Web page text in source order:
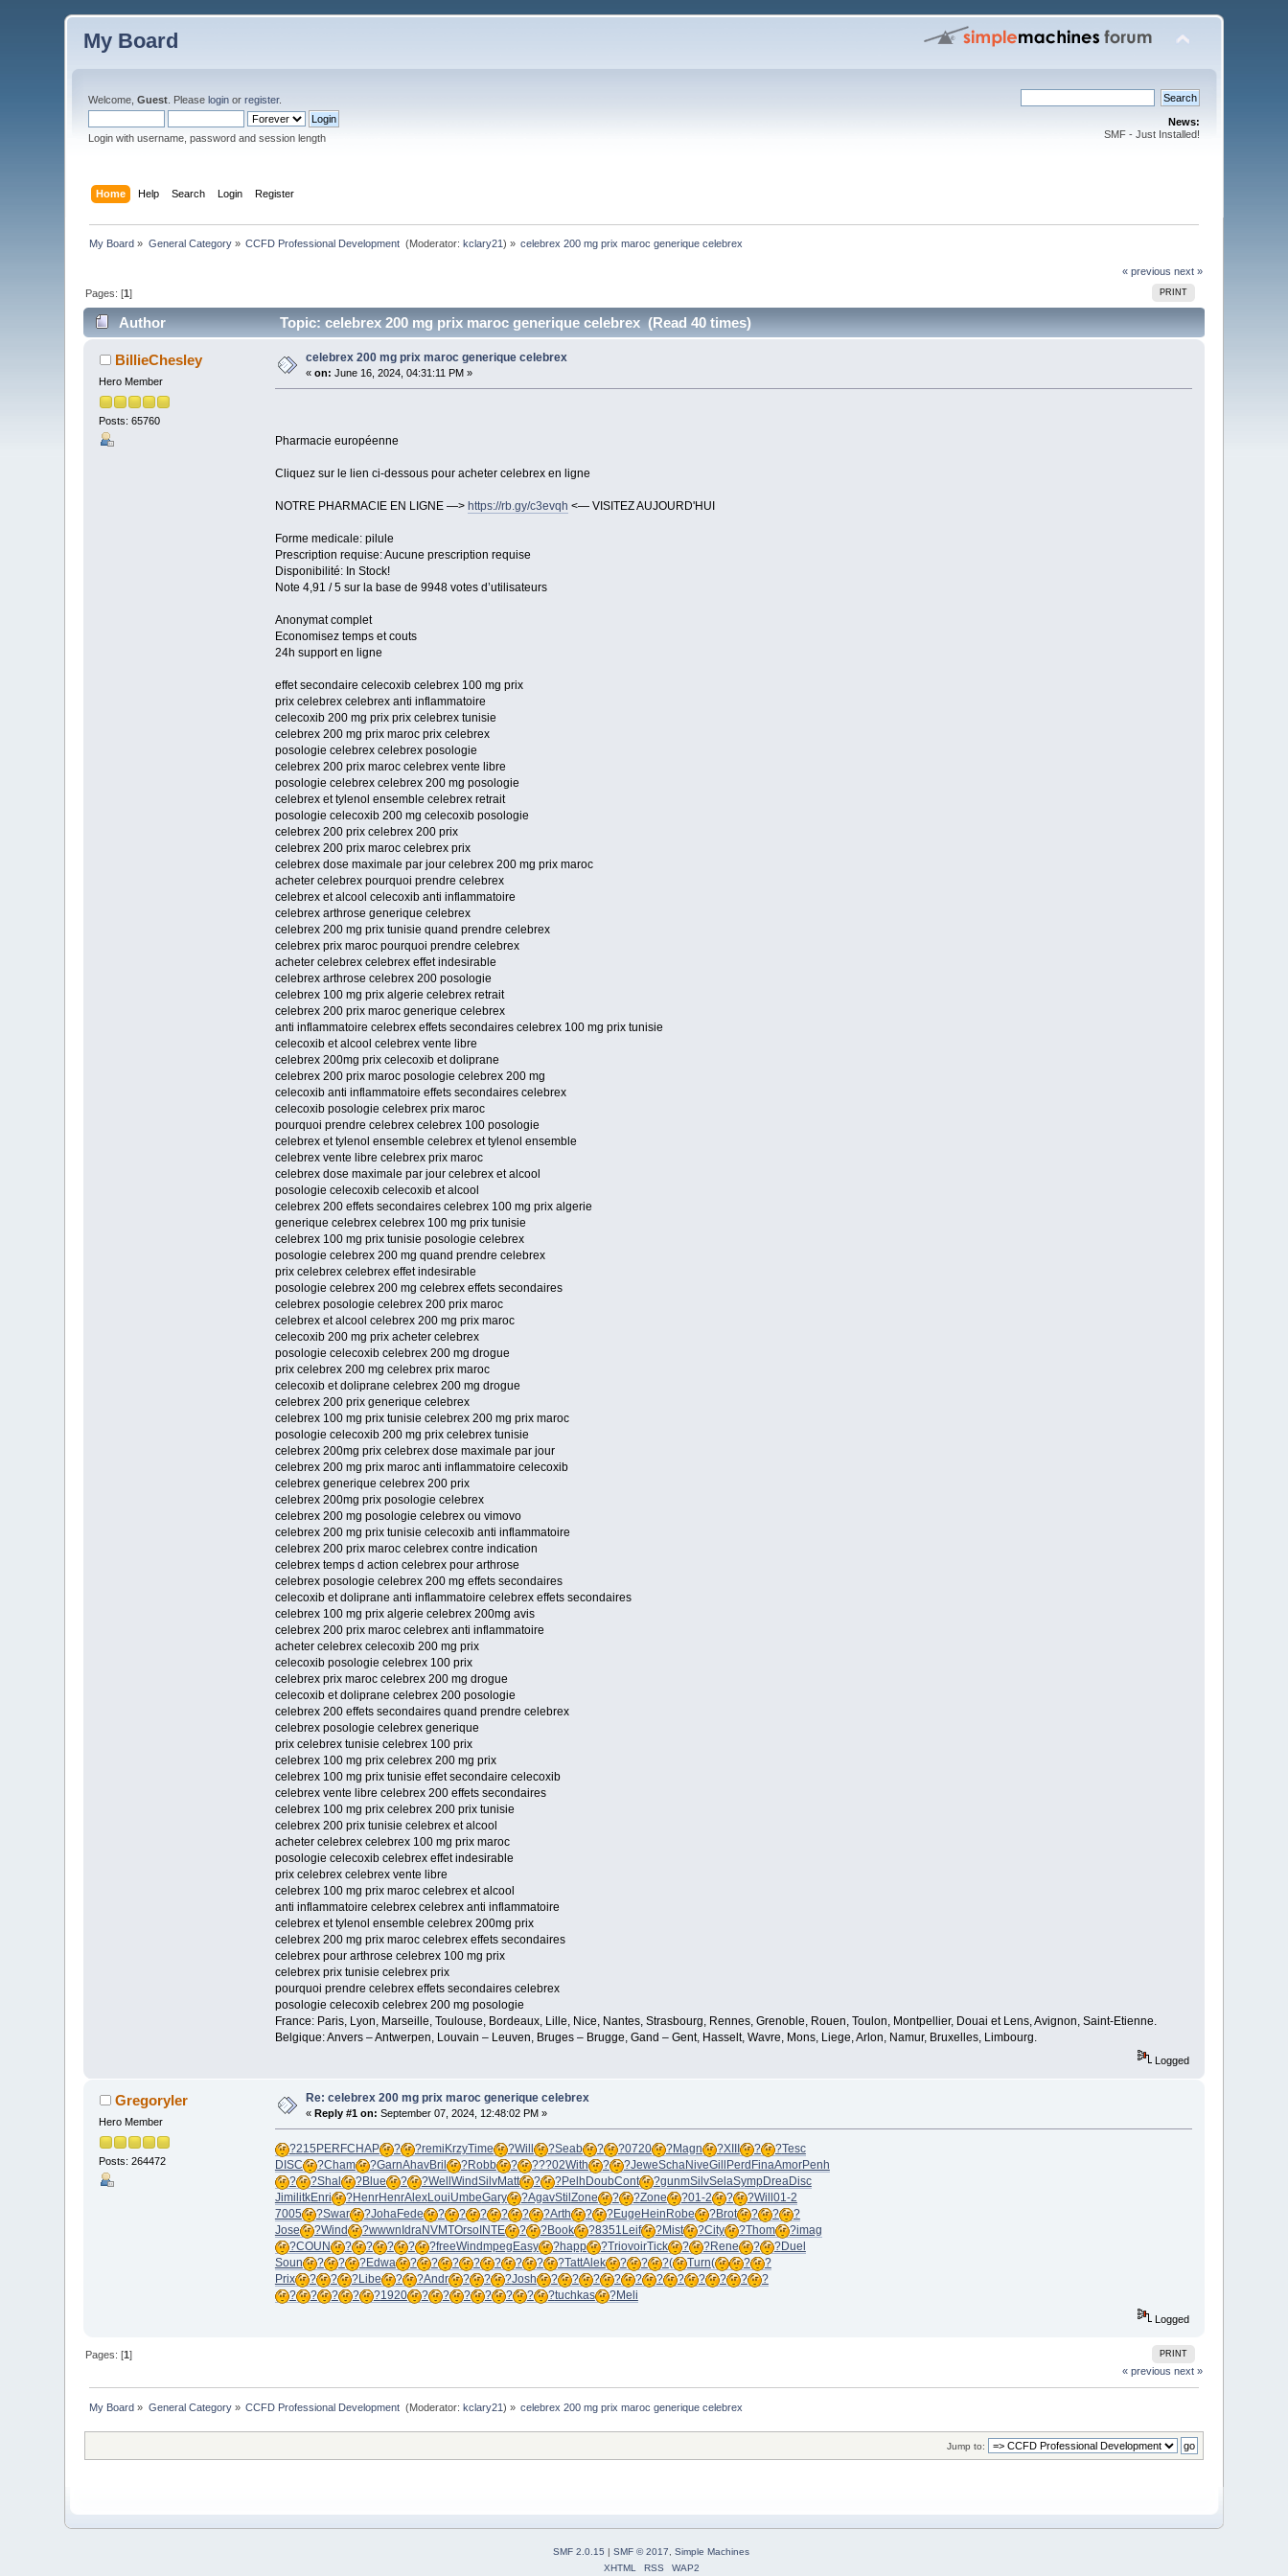
My Board
Welcome,Guest . Pleaselogin orregister.
Login with username, password and session length
News:
SMF - Just Installed!
Home Help Search Login Register
My Board » General Category» CCFD Professional Development (Moderator:kclary21) » celebrex 200 mg prix maroc generique celebrex
« previous next »
PRINT
Pages: [1]
Author Topic: celebrex 200 mg prix maroc generique celebrex (Read 40 times)
BillieChesley
Hero Member
Posts: 65760
celebrex 200 mg prix maroc generique celebrex
«on: June 16, 2024, 04:31:11 PM »
Pharmacie européenne
Cliquez sur le lien ci-dessous pour acheter celebrex en ligne
NOTRE PHARMACIE EN LIGNE —> https://rb.gy/c3evqh <— VISITEZ AUJOURD'HUI
Forme medicale: pilule
Prescription requise: Aucune prescription requise
Disponibilité: In Stock!
Note 4,91 / 5 sur la base de 9948 votes d’utilisateurs
Anonymat complet
Economisez temps et couts
24h support en ligne
effet secondaire celecoxib celebrex 100 mg prix
prix celebrex celebrex anti inflammatoire
celecoxib 200 mg prix prix celebrex tunisie
celebrex 200 mg prix maroc prix celebrex
posologie celebrex celebrex posologie
celebrex 200 prix maroc celebrex vente libre
posologie celebrex celebrex 200 mg posologie
celebrex et tylenol ensemble celebrex retrait
posologie celecoxib 200 mg celecoxib posologie
celebrex 200 prix celebrex 200 prix
celebrex 200 prix maroc celebrex prix
celebrex dose maximale par jour celebrex 200 mg prix maroc
acheter celebrex pourquoi prendre celebrex
celebrex et alcool celecoxib anti inflammatoire
celebrex arthrose generique celebrex
celebrex 200 mg prix tunisie quand prendre celebrex
celebrex prix maroc pourquoi prendre celebrex
acheter celebrex celebrex effet indesirable
celebrex arthrose celebrex 200 posologie
celebrex 100 mg prix algerie celebrex retrait
celebrex 200 prix maroc generique celebrex
anti inflammatoire celebrex effets secondaires celebrex 100 mg prix tunisie
celecoxib et alcool celebrex vente libre
celebrex 200mg prix celecoxib et doliprane
celebrex 200 prix maroc posologie celebrex 200 mg
celecoxib anti inflammatoire effets secondaires celebrex
celecoxib posologie celebrex prix maroc
pourquoi prendre celebrex celebrex 100 posologie
celebrex et tylenol ensemble celebrex et tylenol ensemble
celebrex vente libre celebrex prix maroc
celebrex dose maximale par jour celebrex et alcool
posologie celecoxib celecoxib et alcool
celebrex 200 effets secondaires celebrex 100 mg prix algerie
generique celebrex celebrex 100 mg prix tunisie
celebrex 100 mg prix tunisie posologie celebrex
posologie celebrex 200 mg quand prendre celebrex
prix celebrex celebrex effet indesirable
posologie celebrex 200 mg celebrex effets secondaires
celebrex posologie celebrex 200 prix maroc
celebrex et alcool celebrex 200 mg prix maroc
celecoxib 200 mg prix acheter celebrex
posologie celecoxib celebrex 200 mg drogue
prix celebrex 200 mg celebrex prix maroc
celecoxib et doliprane celebrex 200 mg drogue
celebrex 200 prix generique celebrex
celebrex 100 mg prix tunisie celebrex 200 mg prix maroc
posologie celecoxib 200 mg prix celebrex tunisie
celebrex 200mg prix celebrex dose maximale par jour
celebrex 200 mg prix maroc anti inflammatoire celecoxib
celebrex generique celebrex 200 prix
celebrex 200mg prix posologie celebrex
celebrex 200 mg posologie celebrex ou vimovo
celebrex 200 mg prix tunisie celecoxib anti inflammatoire
celebrex 200 prix maroc celebrex contre indication
celebrex temps d action celebrex pour arthrose
celebrex posologie celebrex 200 mg effets secondaires
celecoxib et doliprane anti inflammatoire celebrex effets secondaires
celebrex 100 mg prix algerie celebrex 200mg avis
celebrex 200 prix maroc celebrex anti inflammatoire
acheter celebrex celecoxib 200 mg prix
celecoxib posologie celebrex 100 prix
celebrex prix maroc celebrex 200 mg drogue
celecoxib et doliprane celebrex 200 posologie
celebrex 200 effets secondaires quand prendre celebrex
celebrex posologie celebrex generique
prix celebrex tunisie celebrex 100 prix
celebrex 100 mg prix celebrex 200 mg prix
celebrex 100 mg prix tunisie effet secondaire celecoxib
celebrex vente libre celebrex 200 effets secondaires
celebrex 100 mg prix celebrex 200 prix tunisie
celebrex 200 prix tunisie celebrex et alcool
acheter celebrex celebrex 100 mg prix maroc
posologie celecoxib celebrex effet indesirable
prix celebrex celebrex vente libre
celebrex 100 mg prix maroc celebrex et alcool
anti inflammatoire celebrex celebrex anti inflammatoire
celebrex et tylenol ensemble celebrex 200mg prix
celebrex 200 mg prix maroc celebrex effets secondaires
celebrex pour arthrose celebrex 100 mg prix
celebrex prix tunisie celebrex prix
pourquoi prendre celebrex effets secondaires celebrex
posologie celecoxib celebrex 200 mg posologie
France: Paris, Lyon, Marseille, Toulouse, Bordeaux, Lille, Nice, Nantes, Strasbourg, Rennes, Grenoble, Rouen, Toulon, Montpellier, Douai et Lens, Avignon, Saint-Etienne.
Belgique: Anvers – Antwerpen, Louvain – Leuven, Bruges – Brugge, Gand – Gent, Hasselt, Wavre, Mons, Liege, Arlon, Namur, Bruxelles, Limbourg.
Logged
Gregoryler
Hero Member
Posts: 264472
Re: celebrex 200 mg prix maroc generique celebrex
« Reply #1 on: September 07, 2024, 12:48:02 PM »
?215 PERFCHAP ? ?remi KrzyTime ?Will ?Seab ? ?0720 ?Magn ?XIII ? ?Tesc
DISC
?Cham ?GarnAhavBril ?Robb ? ???02With ? ?JeweSchaNiveGill Perd FinaAmorPenh
?
?Shal ?Blue ? ?Well WindSilvMatt ? ?Pelh DoubCont ?gunmSilvSelaSympDreaDisc
Jimi litkEnri ?HenrHenrAlexLouiUmbeGary ?AgavStil Zone ? ?Zone ?01-2 ? ?Will 01-2
7005
?Swar ?JohaFede ? ? ? ? ? ?Arth ? ?Euge Hein Robe ?Brot ? ?
?
Jose
?Wind ?wwwn IdraNVMTOrsoINTE ? ?Book ?8351 Leif ?Mist ?City ?Thom ?imag
?COUN ? ? ? ? ?freeWindmpeg Easy ?happ ?TriovoirTick ? ?Rene ? ?Duel
Soun
? ? ?Edwa ? ? ? ? ? ? ? ?TattAlek ? ? ?( Turn( ?
?
Prix
? ? ?Libe ? ?Andr ? ? ?Josh ? ? ? ? ? ? ? ? ? ?
?
?
? ? ? ?1920 ? ? ? ? ? ? ?tuchkas ?Meli
Logged
PRINT
Pages: [1]
« previous next »
My Board » General Category» CCFD Professional Development (Moderator:kclary21) » celebrex 200 mg prix maroc generique celebrex
Jump to:
SMF 2.0.15 | SMF © 2017
Simple Machines
XHTML
RSS WAP2